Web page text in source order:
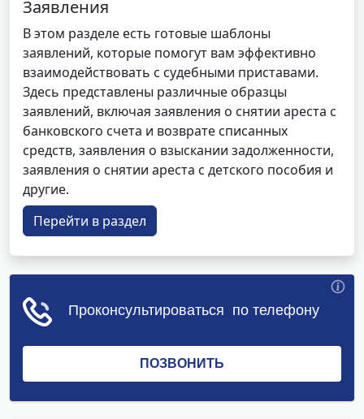
Заявления
В этом разделе есть готовые шаблоны
заявлений, которые помогут вам эффективно
взаимодействовать с судебными приставами.
Здесь представлены различные образцы
заявлений, включая заявления о снятии ареста с
банковского счета и возврате списанных
средств, заявления о взыскании задолженности,
заявления о снятии ареста с детского пособия и
другие.
Перейти в раздел